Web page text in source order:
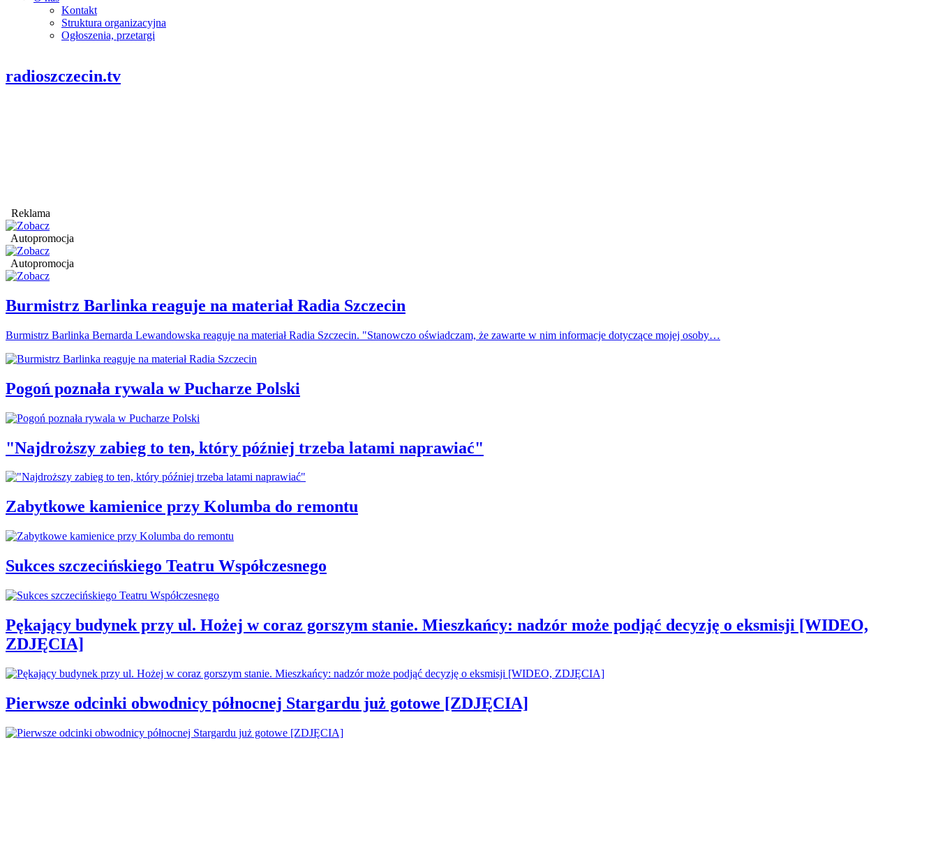
Kontakt
Struktura organizacyjna
Ogłoszenia, przetargi
radioszczecin.tv
Reklama
Autopromocja
Autopromocja
Burmistrz Barlinka reaguje na materiał Radia Szczecin
Burmistrz Barlinka Bernarda Lewandowska reaguje na materiał Radia Szczecin. "Stanowczo oświadczam, że zawarte w nim informacje dotyczące mojej osoby…
Pogoń poznała rywala w Pucharze Polski
"Najdroższy zabieg to ten, który później trzeba latami naprawiać"
Zabytkowe kamienice przy Kolumba do remontu
Sukces szczecińskiego Teatru Współczesnego
Pękający budynek przy ul. Hożej w coraz gorszym stanie. Mieszkańcy: nadzór może podjąć decyzję o eksmisji [WIDEO,
ZDJĘCIA]
Pierwsze odcinki obwodnicy północnej Stargardu już gotowe [ZDJĘCIA]